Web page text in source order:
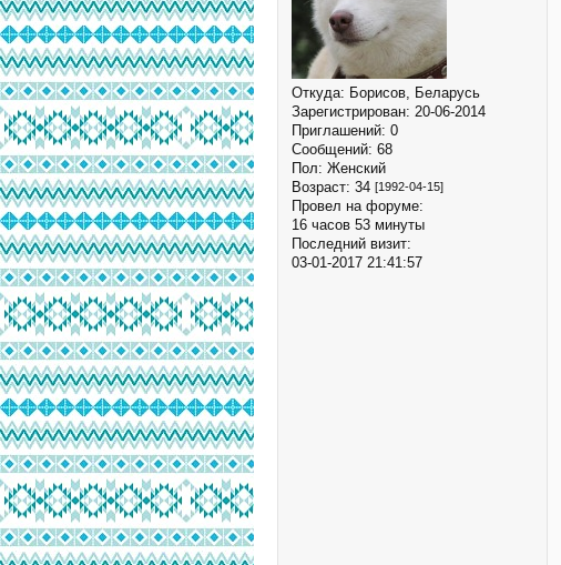
Откуда: Борисов, Беларусь
Зарегистрирован: 20-06-2014
Приглашений: 0
Сообщений: 68
Пол: Женский
Возраст: 34[1992-04-15]
Провел на форуме:
16 часов 53 минуты
Последний визит:
03-01-2017 21:41:57